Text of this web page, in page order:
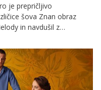
je prepričljivo
šova Znan obraz
in navdušil z